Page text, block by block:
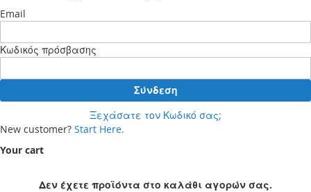
Email
Κωδικός πρόσβασης
Σύνδεση
Ξεχάσατε τον Κωδικό σας;
New customer? Start Here.
Your cart
Δεν έχετε προϊόντα στο καλάθι αγορών σας.